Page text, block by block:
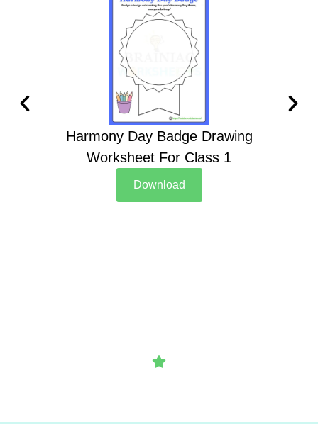
Harmony Day Badge Drawing
Worksheet For Class 1
Download